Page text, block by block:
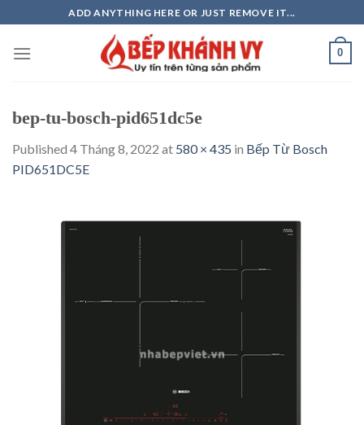
to
content
ADD ANYTHING HERE OR JUST REMOVE IT...
0
bep-tu-bosch-pid651dc5e
Published 4 Tháng 8, 2022 at 580 × 435 in Bếp Từ Bosch
PID651DC5E